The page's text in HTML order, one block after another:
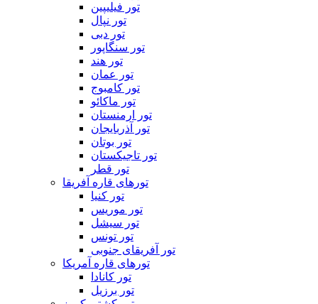
تور فیلیپین
تور نپال
تور دبی
تور سنگاپور
تور هند
تور عمان
تور کامبوج
تور ماکائو
تور ارمنستان
تور آذربایجان
تور بوتان
تور تاجیکستان
تور قطر
تورهای قاره آفریقا
تور کنیا
تور موریس
تور سیشل
تور تونس
تور آفریقای جنوبی
تورهای قاره آمریکا
تور کانادا
تور برزیل